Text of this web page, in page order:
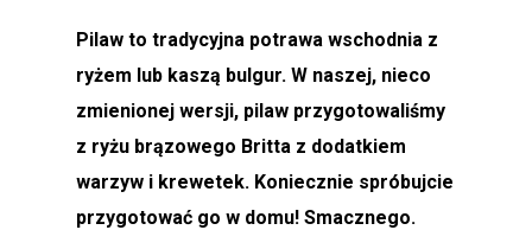
Pilaw to tradycyjna potrawa wschodnia z
ryżem lub kaszą bulgur. W naszej, nieco
zmienionej wersji, pilaw przygotowaliśmy
z ryżu brązowego Britta z dodatkiem
warzyw i krewetek. Koniecznie spróbujcie
przygotować go w domu! Smacznego.